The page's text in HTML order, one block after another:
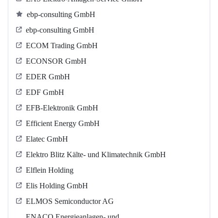
ebp-consulting GmbH
ebp-consulting GmbH
ECOM Trading GmbH
ECONSOR GmbH
EDER GmbH
EDF GmbH
EFB-Elektronik GmbH
Efficient Energy GmbH
Elatec GmbH
Elektro Blitz Kälte- und Klimatechnik GmbH
Elflein Holding
Elis Holding GmbH
ELMOS Semiconductor AG